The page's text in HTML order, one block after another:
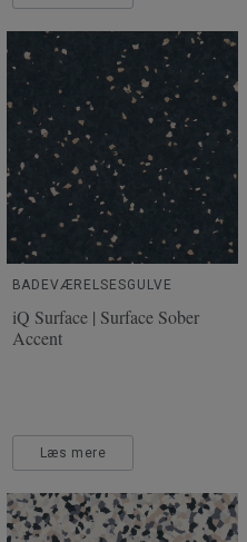
BADEVÆRELSESGULVE
iQ Surface | Surface Sober
Accent
Læs mere